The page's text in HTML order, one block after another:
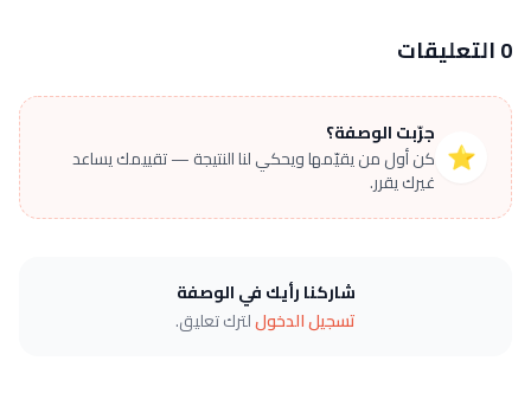
0 التعليقات
⭐
جرّبت الوصفة؟
كن أول من يقيّمها ويحكي لنا النتيجة — تقييمك يساعد
غيرك يقرر.
شاركنا رأيك في الوصفة
تسجيل الدخوللترك تعليق.